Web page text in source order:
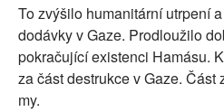
To zvýšilo humanitární utrpení
dodávky v Gaze. Prodloužilo
pokračující existenci Hamásu.
za část destrukce v Gaze. Část
my.